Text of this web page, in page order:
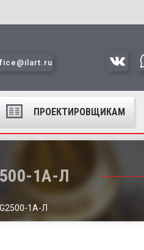
ПРОЕКТИРОВЩИКАМ
1А-Л
1А-Л